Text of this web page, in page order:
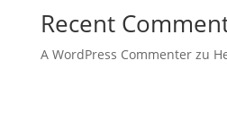
Recent
A WordPress Commenterzu